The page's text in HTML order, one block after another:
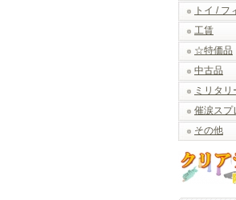
トイ / フ
工賃
☆特価品
中古品
ミリタ
催涙スプ
その他